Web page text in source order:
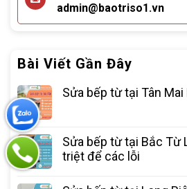
admin@baotriso1.vn
Bài Viết Gần Đây
Sửa bếp từ tại Tân
Sửa bếp từ tại Bắc Từ
triệt để các lỗi